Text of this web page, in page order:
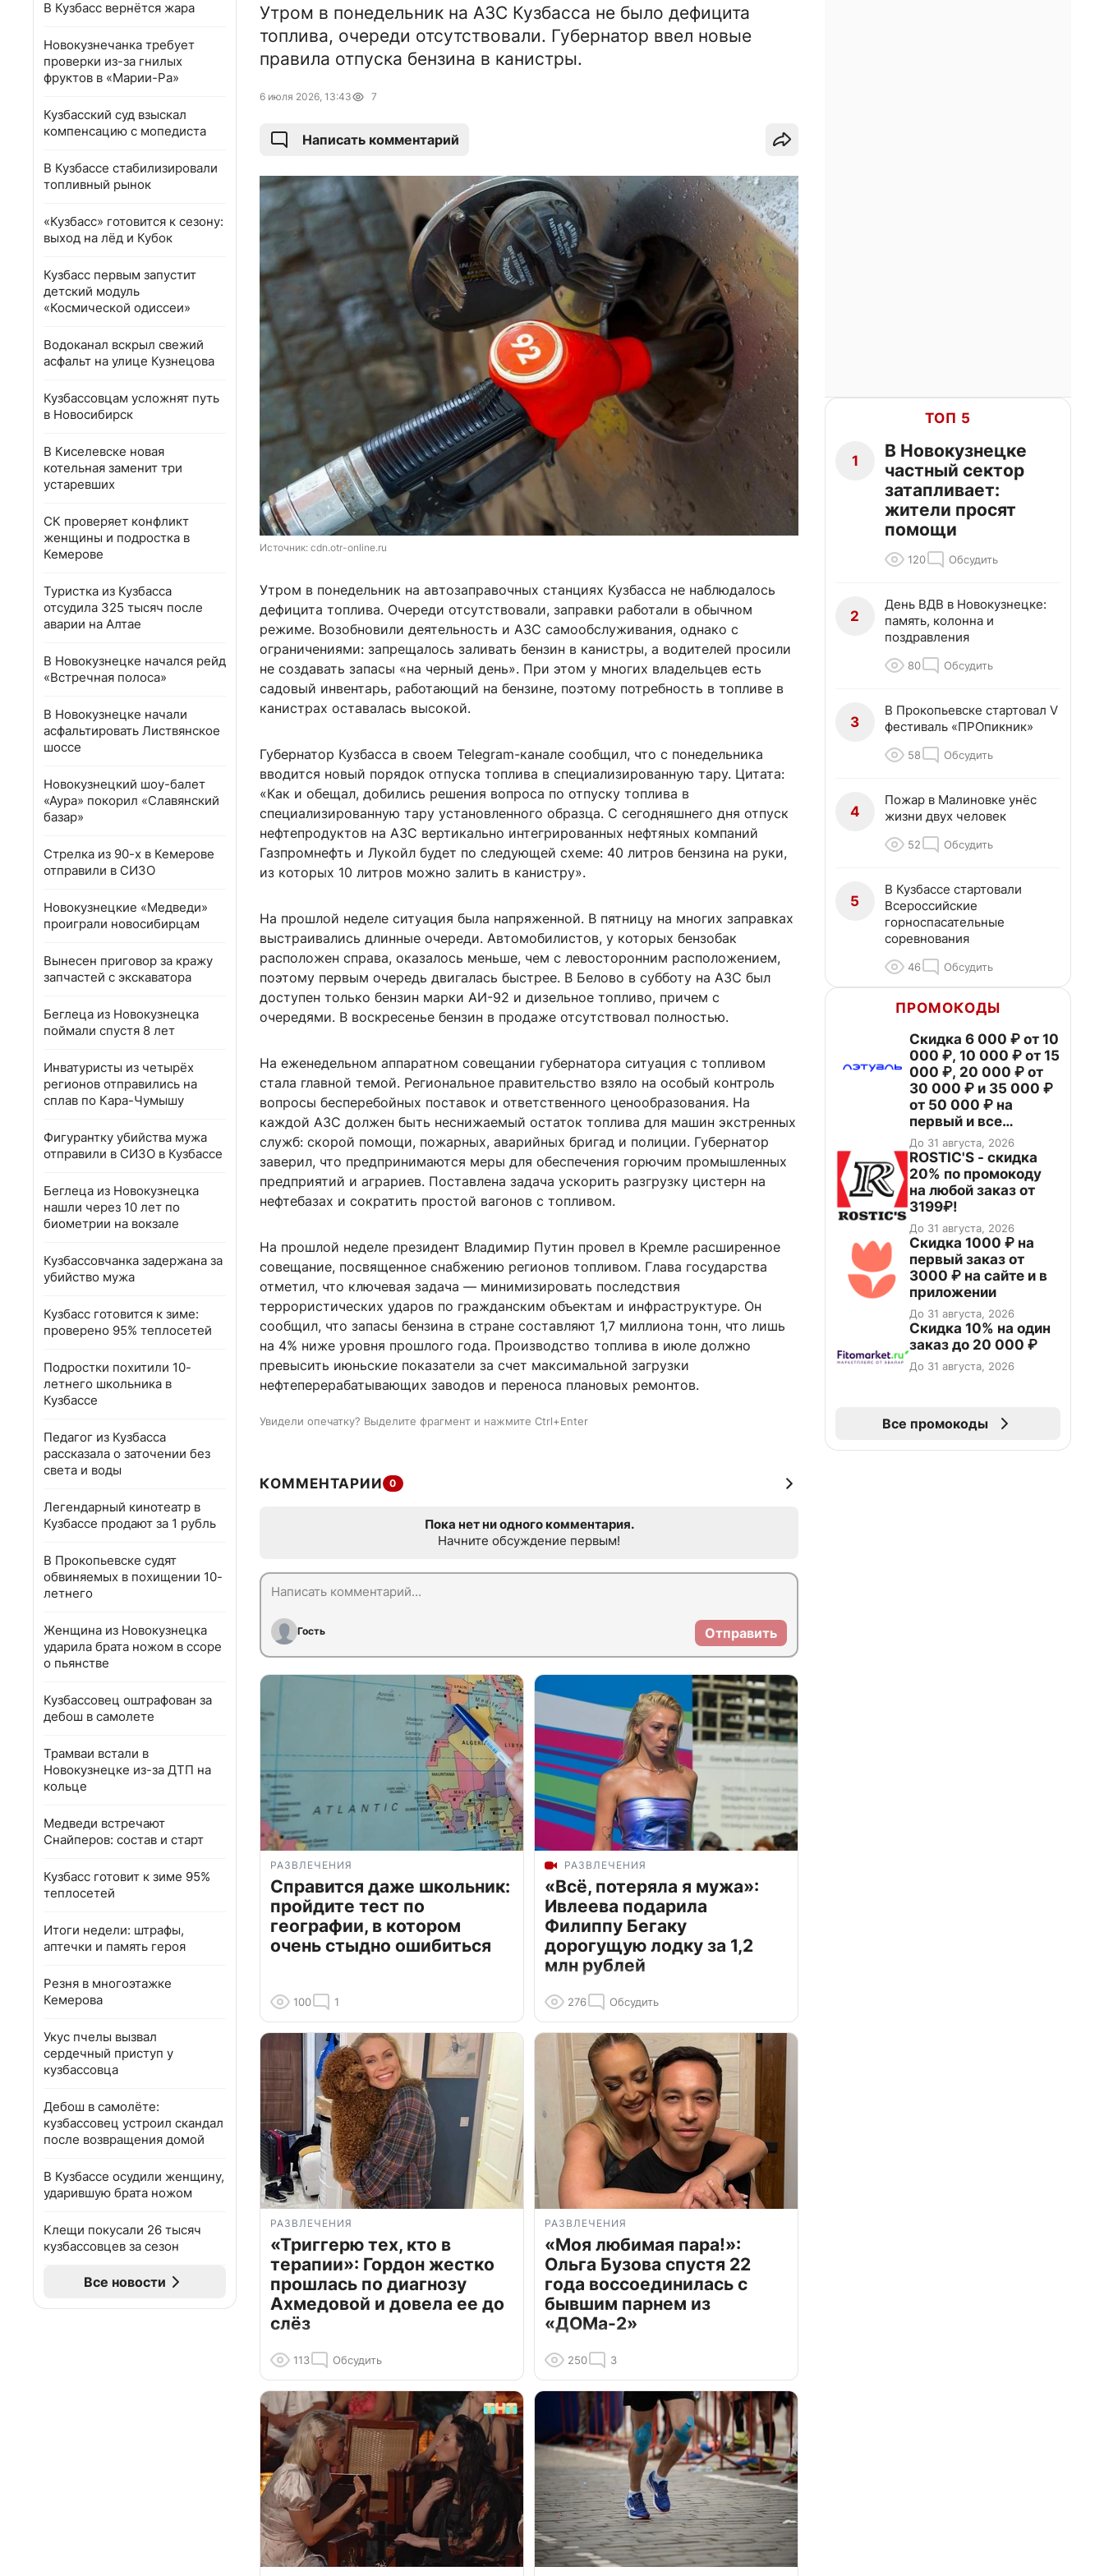
В Кузбасс вернётся жара
Новокузнечанка требует
проверки из-за гнилых
фруктов в «Марии-Ра»
Кузбасский суд взыскал
компенсацию с мопедиста
В Кузбассе стабилизировали
топливный рынок
«Кузбасс» готовится к сезону:
выход на лёд и Кубок
Кузбасс первым запустит
детский модуль
«Космической одиссеи»
Водоканал вскрыл свежий
асфальт на улице Кузнецова
Кузбассовцам усложнят путь
в Новосибирск
В Киселевске новая
котельная заменит три
устаревших
СК проверяет конфликт
женщины и подростка в
Кемерове
Туристка из Кузбасса
отсудила 325 тысяч после
аварии на Алтае
В Новокузнецке начался рейд
«Встречная полоса»
В Новокузнецке начали
асфальтировать Листвянское
шоссе
Новокузнецкий шоу-балет
«Аура» покорил «Славянский
базар»
Стрелка из 90-х в Кемерове
отправили в СИЗО
Новокузнецкие «Медведи»
проиграли новосибирцам
Вынесен приговор за кражу
запчастей с экскаватора
Беглеца из Новокузнецка
поймали спустя 8 лет
Инватуристы из четырёх
регионов отправились на
сплав по Кара-Чумышу
Фигурантку убийства мужа
отправили в СИЗО в Кузбассе
Беглеца из Новокузнецка
нашли через 10 лет по
биометрии на вокзале
Кузбассовчанка задержана за
убийство мужа
Кузбасс готовится к зиме:
проверено 95% теплосетей
Подростки похитили 10-
летнего школьника в
Кузбассе
Педагог из Кузбасса
рассказала о заточении без
света и воды
Легендарный кинотеатр в
Кузбассе продают за 1 рубль
В Прокопьевске судят
обвиняемых в похищении 10-
летнего
Женщина из Новокузнецка
ударила брата ножом в ссоре
о пьянстве
Кузбассовец оштрафован за
дебош в самолете
Трамваи встали в
Новокузнецке из-за ДТП на
кольце
Медведи встречают
Снайперов: состав и старт
Кузбасс готовит к зиме 95%
теплосетей
Итоги недели: штрафы,
аптечки и память героя
Резня в многоэтажке
Кемерова
Укус пчелы вызвал
сердечный приступ у
кузбассовца
Дебош в самолёте:
кузбассовец устроил скандал
после возвращения домой
В Кузбассе осудили женщину,
ударившую брата ножом
Клещи покусали 26 тысяч
кузбассовцев за сезон
Все новости
Утром в понедельник на АЗС Кузбасса не было дефицита
топлива, очереди отсутствовали. Губернатор ввел новые
правила отпуска бензина в канистры.
6 июля 2026, 13:43 7
Написать комментарий
Источник: cdn.otr-online.ru
Утром в понедельник на автозаправочных станциях Кузбасса не наблюдалось
дефицита топлива. Очереди отсутствовали, заправки работали в обычном
режиме. Возобновили деятельность и АЗС самообслуживания, однако с
ограничениями: запрещалось заливать бензин в канистры, а водителей просили
не создавать запасы «на черный день». При этом у многих владельцев есть
садовый инвентарь, работающий на бензине, поэтому потребность в топливе в
канистрах оставалась высокой.
Губернатор Кузбасса в своем Telegram-канале сообщил, что с понедельника
вводится новый порядок отпуска топлива в специализированную тару. Цитата:
«Как и обещал, добились решения вопроса по отпуску топлива в
специализированную тару установленного образца. С сегодняшнего дня отпуск
нефтепродуктов на АЗС вертикально интегрированных нефтяных компаний
Газпромнефть и Лукойл будет по следующей схеме: 40 литров бензина на руки,
из которых 10 литров можно залить в канистру».
На прошлой неделе ситуация была напряженной. В пятницу на многих заправках
выстраивались длинные очереди. Автомобилистов, у которых бензобак
расположен справа, оказалось меньше, чем с левосторонним расположением,
поэтому первым очередь двигалась быстрее. В Белово в субботу на АЗС был
доступен только бензин марки АИ-92 и дизельное топливо, причем с
очередями. В воскресенье бензин в продаже отсутствовал полностью.
На еженедельном аппаратном совещании губернатора ситуация с топливом
стала главной темой. Региональное правительство взяло на особый контроль
вопросы бесперебойных поставок и ответственного ценообразования. На
каждой АЗС должен быть неснижаемый остаток топлива для машин экстренных
служб: скорой помощи, пожарных, аварийных бригад и полиции. Губернатор
заверил, что предпринимаются меры для обеспечения горючим промышленных
предприятий и аграриев. Поставлена задача ускорить разгрузку цистерн на
нефтебазах и сократить простой вагонов с топливом.
На прошлой неделе президент Владимир Путин провел в Кремле расширенное
совещание, посвященное снабжению регионов топливом. Глава государства
отметил, что ключевая задача — минимизировать последствия
террористических ударов по гражданским объектам и инфраструктуре. Он
сообщил, что запасы бензина в стране составляют 1,7 миллиона тонн, что лишь
на 4% ниже уровня прошлого года. Производство топлива в июле должно
превысить июньские показатели за счет максимальной загрузки
нефтеперерабатывающих заводов и переноса плановых ремонтов.
Увидели опечатку? Выделите фрагмент и нажмите Ctrl+Enter
КОММЕНТАРИИ 0
Пока нет ни одного комментария.
Начните обсуждение первым!
Гость Отправить
РАЗВЛЕЧЕНИЯ
Справится даже школьник:
пройдите тест по
географии, в котором
очень стыдно ошибиться
100 1
РАЗВЛЕЧЕНИЯ
«Всё, потеряла я мужа»:
Ивлеева подарила
Филиппу Бегаку
дорогущую лодку за 1,2
млн рублей
276 Обсудить
РАЗВЛЕЧЕНИЯ
«Триггерю тех, кто в
терапии»: Гордон жестко
прошлась по диагнозу
Ахмедовой и довела ее до
слёз
113 Обсудить
РАЗВЛЕЧЕНИЯ
«Моя любимая пара!»:
Ольга Бузова спустя 22
года воссоединилась с
бывшим парнем из
«ДОМа-2»
250 3
ТОП 5
1
В Новокузнецке
частный сектор
затапливает:
жители просят
помощи
120 Обсудить
2
День ВДВ в Новокузнецке:
память, колонна и
поздравления
80 Обсудить
3
В Прокопьевске стартовал V
фестиваль «ПРОпикник»
58 Обсудить
4
Пожар в Малиновке унёс
жизни двух человек
52 Обсудить
5
В Кузбассе стартовали
Всероссийские
горноспасательные
соревнования
46 Обсудить
ПРОМОКОДЫ
Скидка 6 000 ₽ от 10
000 ₽, 10 000 ₽ от 15
000 ₽, 20 000 ₽ от
30 000 ₽ и 35 000 ₽
от 50 000 ₽ на
первый и все
повторные заказы по
промокоду НАБЕРИ
До 31 августа, 2026
ROSTIC'S - скидка
20% по промокоду
на любой заказ от
3199₽!
До 31 августа, 2026
Скидка 1000 ₽ на
первый заказ от
3000 ₽ на сайте и в
приложении
До 31 августа, 2026
Скидка 10% на один
заказ до 20 000 ₽
До 31 августа, 2026
Все промокоды